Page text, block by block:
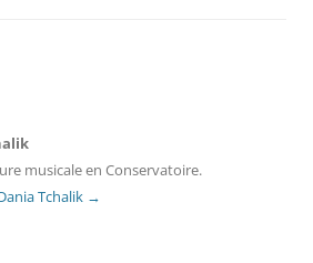
musicale en Conservatoire.
Tchalik →